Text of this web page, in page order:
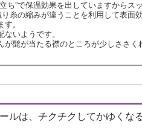
ち”で保温効果を出していますからス
糸の縮みが違うことを利用して表面
。
いようです。
が髭が当たる襟のところが少しささ
ルは、チクチクしてかゆくな